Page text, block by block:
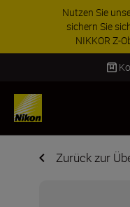
Nutzen Sie
sichern Sie
NIKKOR Z-
Zurück zur